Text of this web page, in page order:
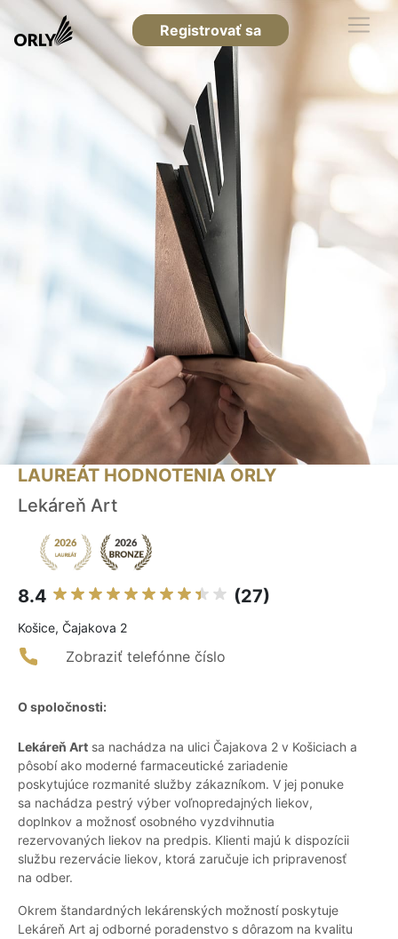
Registrovať sa
LAUREÁT HODNOTENIA ORLY
Lekáreň Art
8.4 (27)
Košice, Čajakova 2
Zobraziť telefónne číslo
O spoločnosti:
Lekáreň Art sa nachádza na ulici Čajakova 2 v Košiciach a
pôsobí ako moderné farmaceutické zariadenie
poskytujúce rozmanité služby zákazníkom. V jej ponuke
sa nachádza pestrý výber voľnopredajných liekov,
doplnkov a možnosť osobného vyzdvihnutia
rezervovaných liekov na predpis. Klienti majú k dispozícii
službu rezervácie liekov, ktorá zaručuje ich pripravenosť
na odber.
Okrem štandardných lekárenských možností poskytuje
Lekáreň Art aj odborné poradenstvo s dôrazom na kvalitu